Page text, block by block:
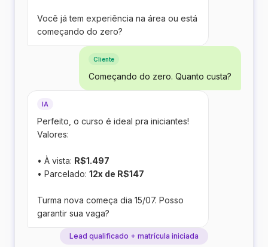
Você já tem experiência na área ou está
começando do zero?
Cliente
Começando do zero. Quanto custa?
IA
Perfeito, o curso é ideal pra iniciantes!
Valores:
• À vista: R$1.497
• Parcelado: 12x de R$147
Turma nova começa dia 15/07. Posso
garantir sua vaga?
Lead qualificado + matrícula iniciada